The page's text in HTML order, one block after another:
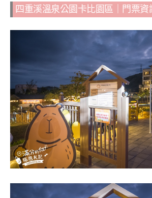
四重溪溫泉公園卡比園區｜門票資